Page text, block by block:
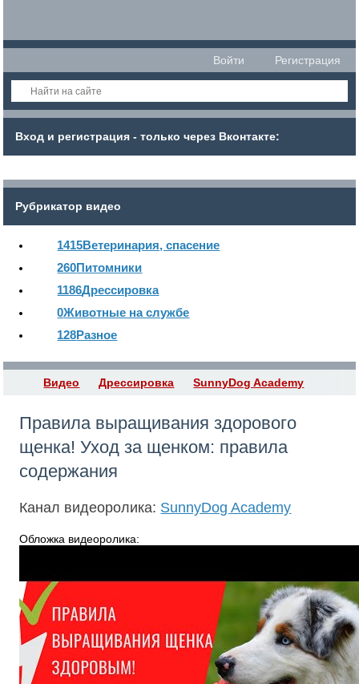
Войти Регистрация
Вход и регистрация - только через Вконтакте:
Рубрикатор видео
1415Ветеринария, спасение
260Питомники
1186Дрессировка
0Животные на службе
128Разное
Видео Дрессировка SunnyDog Academy
Правила выращивания здорового
щенка! Уход за щенком: правила
содержания
Канал видеоролика: SunnyDog Academy
Обложка видеоролика: